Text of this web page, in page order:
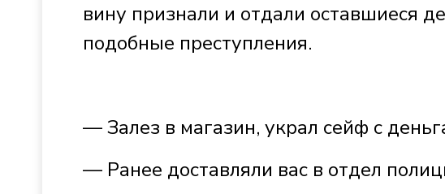
вину признали и отдали оставшиеся
подобные преступления.
— Залез в магазин, украл сейф с
— Ранее доставляли вас в отдел